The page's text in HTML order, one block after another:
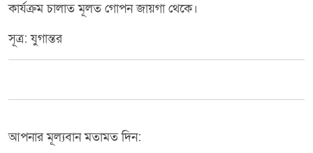
কার্যক্রম চালাত মূলত গোপন জায়গা থেকে।
সূত্র: যুগান্তর
আপনার মূল্যবান মতামত দিন: